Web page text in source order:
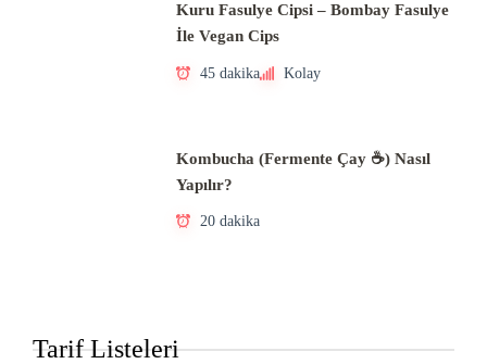
Kuru Fasulye Cipsi – Bombay Fasulye
İle Vegan Cips
45 dakika Kolay
Kombucha (Fermente Çay ☕) Nasıl
Yapılır?
20 dakika
Tarif Listeleri